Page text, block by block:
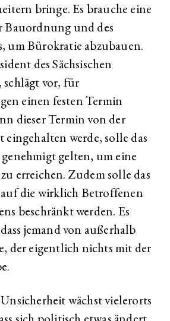
bringe. Es brauche eine
und des
um Bürokratie abzubauen.
des Sächsischen
schlägt vor, für
einen festen Termin
dieser Termin von der
werde, solle das
gelten, um eine
erreichen. Zudem solle das
die wirklich Betroffenen
beschränkt werden. Es
jemand von außerhalb
der eigentlich nichts mit der
wächst vielerorts